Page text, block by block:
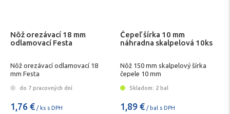
Nôž orezávací 18 mm
odlamovací Festa
Nôž orezávací odlamovací 18
mm Festa
do 7 pracovných dní
1,76 € / ks s DPH
Čepeľ šírka 10 mm
náhradna skalpelová 10ks
Nôž 150 mm skalpelový šírka
čepele 10 mm
Skladom: 2 bal
1,89 € / bal s DPH